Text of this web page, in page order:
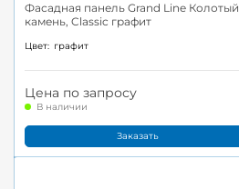
Фасадная панель Grand Line Колотый
камень, Classic графит
Цвет: графит
Цена по запросу
В наличии
Заказать